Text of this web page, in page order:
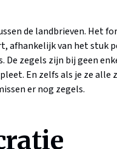
de landbrieven. Het
afhankelijk van het stuk
De zegels zijn bij geen
En zelfs als je ze alle
er nog zegels.